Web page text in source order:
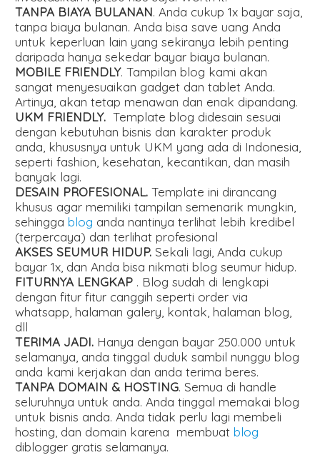
TANPA BIAYA BULANAN. Anda cukup 1x bayar saja,
tanpa biaya bulanan. Anda bisa save uang Anda
untuk keperluan lain yang sekiranya lebih penting
daripada hanya sekedar bayar biaya bulanan.
MOBILE FRIENDLY. Tampilan blog kami akan
sangat menyesuaikan gadget dan tablet Anda.
Artinya, akan tetap menawan dan enak dipandang.
UKM FRIENDLY. Template blog didesain sesuai
dengan kebutuhan bisnis dan karakter produk
anda, khususnya untuk UKM yang ada di Indonesia,
seperti fashion, kesehatan, kecantikan, dan masih
banyak lagi.
DESAIN PROFESIONAL. Template ini dirancang
khusus agar memiliki tampilan semenarik mungkin,
sehinggablog anda nantinya terlihat lebih kredibel
(terpercaya) dan terlihat profesional
AKSES SEUMUR HIDUP. Sekali lagi, Anda cukup
bayar 1x, dan Anda bisa nikmati blog seumur hidup.
FITURNYA LENGKAP . Blog sudah di lengkapi
dengan fitur fitur canggih seperti order via
whatsapp, halaman galery, kontak, halaman blog,
dll
TERIMA JADI. Hanya dengan bayar 250.000 untuk
selamanya, anda tinggal duduk sambil nunggu blog
anda kami kerjakan dan anda terima beres.
TANPA DOMAIN & HOSTING. Semua di handle
seluruhnya untuk anda. Anda tinggal memakai blog
untuk bisnis anda. Anda tidak perlu lagi membeli
hosting, dan domain karena membuatblog
diblogger gratis selamanya.